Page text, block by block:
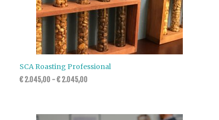
SCA Roasting Professional
€2.045,00 -€2.045,00